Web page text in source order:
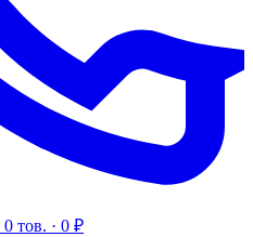
0 тов. · 0 ₽